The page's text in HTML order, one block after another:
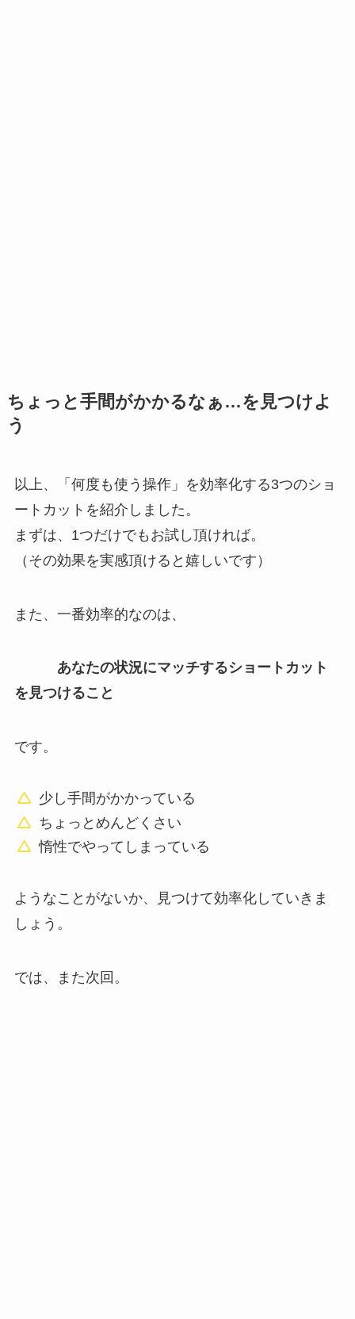
ちょっと手間がかかるなぁ…を見つけよ
う
以上、「何度も使う操作」を効率化する3つのショ
ートカットを紹介しました。
まずは、1つだけでもお試し頂ければ。
（その効果を実感頂けると嬉しいです）
また、一番効率的なのは、
あなたの状況にマッチするショートカット
を見つけること
です。
少し手間がかかっている
ちょっとめんどくさい
惰性でやってしまっている
ようなことがないか、見つけて効率化していきま
しょう。
では、また次回。